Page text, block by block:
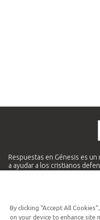
Respuestas en Génesis es
a ayudar a los cristianos
By clicking “Accept All
on your device to enhance site